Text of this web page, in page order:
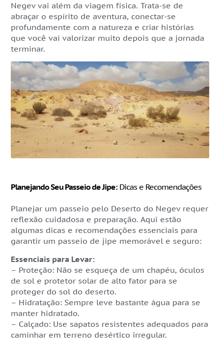
Negev vai além da viagem física. Trata-se de
abraçar o espírito de aventura, conectar-se
profundamente com a natureza e criar histórias
que você vai valorizar muito depois que a jornada
terminar.
Planejando Seu Passeio de Jipe:Dicas e Recomendações
Planejar um passeio pelo Deserto do Negev requer
reflexão cuidadosa e preparação. Aqui estão
algumas dicas e recomendações essenciais para
garantir um passeio de jipe memorável e seguro:
Essenciais para Levar:
– Proteção: Não se esqueça de um chapéu, óculos
de sol e protetor solar de alto fator para se
proteger do sol do deserto.
– Hidratação: Sempre leve bastante água para se
manter hidratado.
– Calçado: Use sapatos resistentes adequados para
caminhar em terreno desértico irregular.